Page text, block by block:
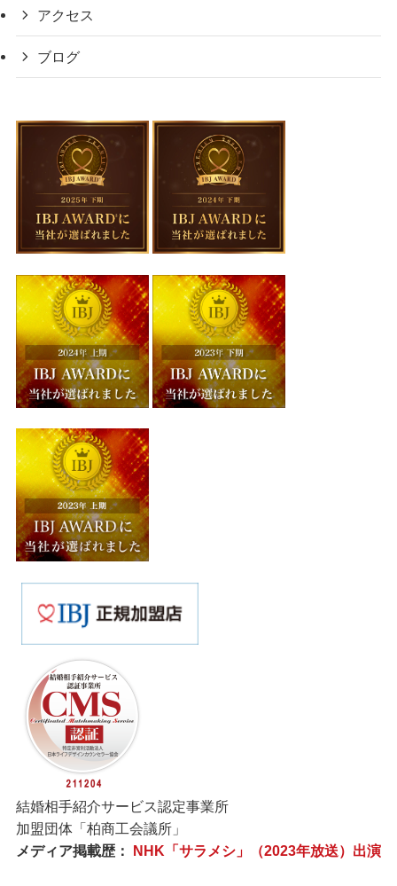
アクセス
ブログ
結婚相手紹介サービス認定事業所
加盟団体「柏商工会議所」
メディア掲載歴：
NHK「サラメシ」（2023年放送）出演